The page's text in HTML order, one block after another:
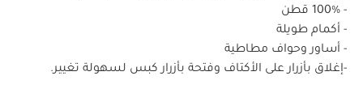
- 100% قطن
- أكمام طويلة
- أساور وحواف مطاطية
-إغلاق بأزرار على الأكتاف وفتحة بأزرار كبس لسهولة تغيير.